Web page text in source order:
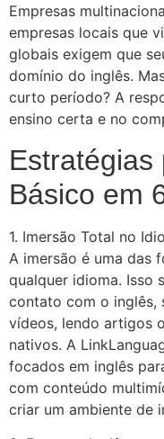
Empresas
empresas locais que
globais exigem que
domínio do inglês.
curto período? A
ensino certa e no
Estratégias
Básico em
1. Imersão Total no
A imersão é uma das
qualquer idioma. Isso
contato com o inglês,
vídeos, lendo artigos
nativos. A
focados em inglês
com conteúdo
criar um ambiente de